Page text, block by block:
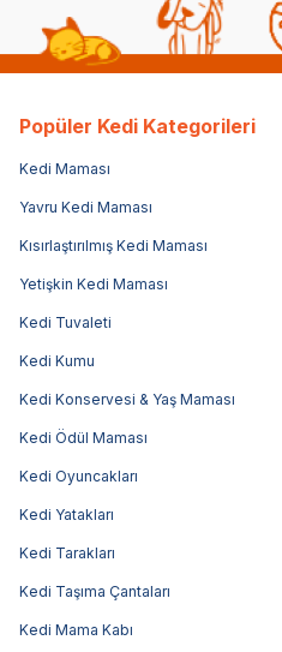
Popüler Kedi Kategorileri
Kedi Maması
Yavru Kedi Maması
Kısırlaştırılmış Kedi Maması
Yetişkin Kedi Maması
Kedi Tuvaleti
Kedi Kumu
Kedi Konservesi & Yaş Maması
Kedi Ödül Maması
Kedi Oyuncakları
Kedi Yatakları
Kedi Tarakları
Kedi Taşıma Çantaları
Kedi Mama Kabı